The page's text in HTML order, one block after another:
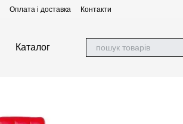
Оплата і доставка Контакти
Каталог